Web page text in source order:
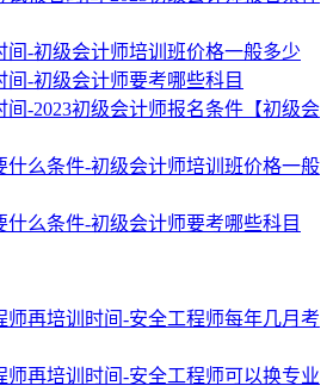
间-初级会计师培训班价格一般多少
间-初级会计师要考哪些科目
间-2023初级会计师报名条件【初级会
什么条件-初级会计师培训班价格一般
什么条件-初级会计师要考哪些科目
师再培训时间-安全工程师每年几月考
师再培训时间-安全工程师可以换专业